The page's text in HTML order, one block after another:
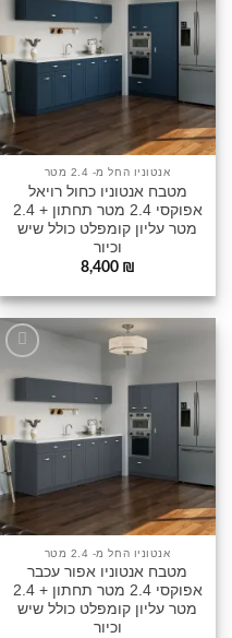
שלי
אנטוניו החל מ- 2.4 מטר
מטבח אנטוניו כחול רויאל
אפוקסי 2.4 מטר תחתון + 2.4
מטר עליון קומפלט כולל שיש
וכיור
8,400 ₪
שלי
אנטוניו החל מ- 2.4 מטר
מטבח אנטוניו אפור עכבר
אפוקסי 2.4 מטר תחתון + 2.4
מטר עליון קומפלט כולל שיש
וכיור